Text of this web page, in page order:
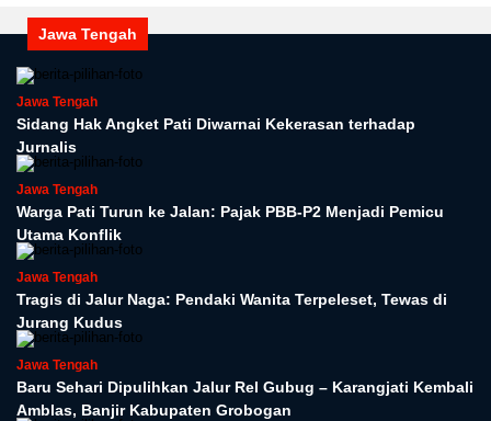
Jawa Tengah
Jawa Tengah
Sidang Hak Angket Pati Diwarnai Kekerasan terhadap
Jurnalis
Jawa Tengah
Warga Pati Turun ke Jalan: Pajak PBB-P2 Menjadi Pemicu
Utama Konflik
Jawa Tengah
Tragis di Jalur Naga: Pendaki Wanita Terpeleset, Tewas di
Jurang Kudus
Jawa Tengah
Baru Sehari Dipulihkan Jalur Rel Gubug – Karangjati Kembali
Amblas, Banjir Kabupaten Grobogan